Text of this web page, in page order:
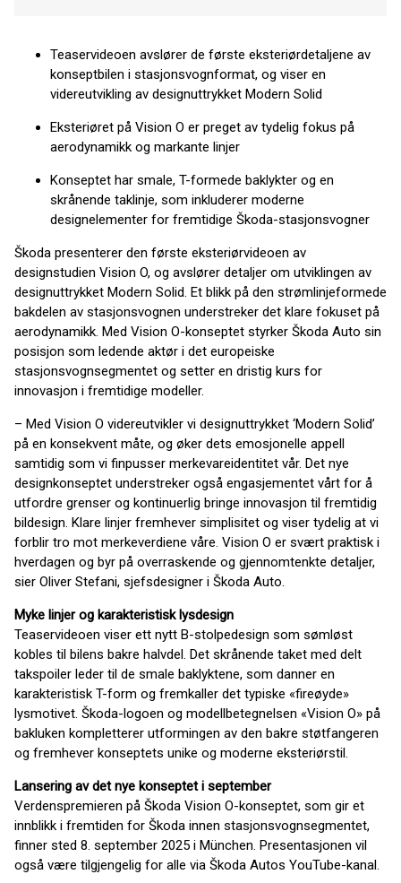
Teaservideoen avslører de første eksteriørdetaljene av
konseptbilen i stasjonsvognformat, og viser en
videreutvikling av designuttrykket Modern Solid
Eksteriøret på Vision O er preget av tydelig fokus på
aerodynamikk og markante linjer
Konseptet har smale, T-formede baklykter og en
skrånende taklinje, som inkluderer moderne
designelementer for fremtidige Škoda-stasjonsvogner
Škoda presenterer den første eksteriørvideoen av
designstudien Vision O, og avslører detaljer om utviklingen av
designuttrykket Modern Solid. Et blikk på den strømlinjeformede
bakdelen av stasjonsvognen understreker det klare fokuset på
aerodynamikk. Med Vision O-konseptet styrker Škoda Auto sin
posisjon som ledende aktør i det europeiske
stasjonsvognsegmentet og setter en dristig kurs for
innovasjon i fremtidige modeller.
– Med Vision O videreutvikler vi designuttrykket ‘Modern Solid’
på en konsekvent måte, og øker dets emosjonelle appell
samtidig som vi finpusser merkevareidentitet vår. Det nye
designkonseptet understreker også engasjementet vårt for å
utfordre grenser og kontinuerlig bringe innovasjon til fremtidig
bildesign. Klare linjer fremhever simplisitet og viser tydelig at vi
forblir tro mot merkeverdiene våre. Vision O er svært praktisk i
hverdagen og byr på overraskende og gjennomtenkte detaljer,
sier Oliver Stefani, sjefsdesigner i Škoda Auto.
Myke linjer og karakteristisk lysdesign
Teaservideoen viser ett nytt B-stolpedesign som sømløst
kobles til bilens bakre halvdel. Det skrånende taket med delt
takspoiler leder til de smale baklyktene, som danner en
karakteristisk T-form og fremkaller det typiske «fireøyde»
lysmotivet. Škoda-logoen og modellbetegnelsen «Vision O» på
bakluken kompletterer utformingen av den bakre støtfangeren
og fremhever konseptets unike og moderne eksteriørstil.
Lansering av det nye konseptet i september
Verdenspremieren på Škoda Vision O-konseptet, som gir et
innblikk i fremtiden for Škoda innen stasjonsvognsegmentet,
finner sted 8. september 2025 i München. Presentasjonen vil
også være tilgjengelig for alle via Škoda Autos YouTube-kanal.